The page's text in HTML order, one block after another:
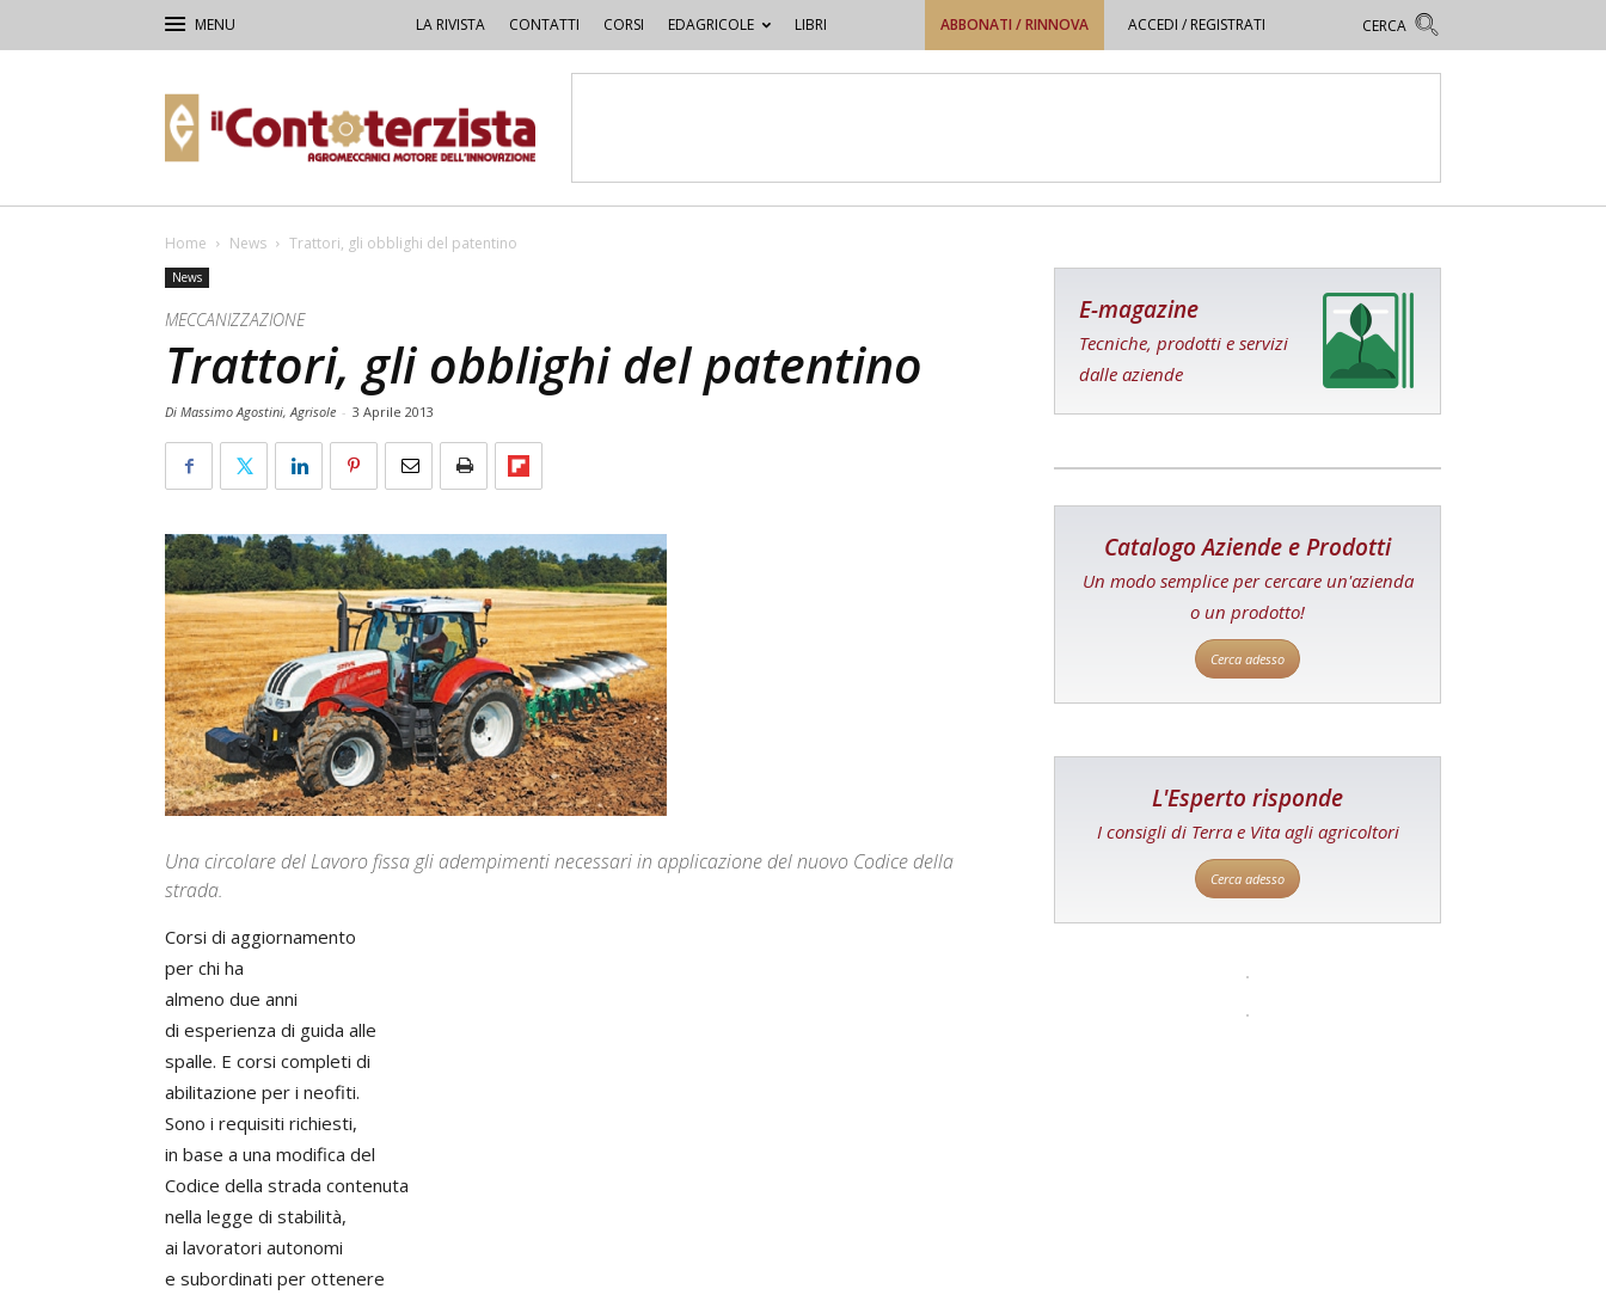
LA RIVISTA CONTATTI CORSI EDAGRICOLE LIBRI ABBONATI / RINNOVA ACCEDI / REGISTRATI
Contoterzista
Home News Trattori, gli obblighi del patentino
News
MECCANIZZAZIONE
Trattori, gli obblighi del patentino
Di Massimo Agostini, Agrisole - 3 Aprile 2013
Una circolare del Lavoro fissa gli adempimenti necessari in applicazione del nuovo Codice della
strada.
Corsi di aggiornamento
per chi ha
almeno due anni
di esperienza di guida alle
spalle. E corsi completi di
abilitazione per i neofiti.
Sono i requisiti richiesti,
in base a una modifica del
Codice della strada contenuta
nella legge di stabilità,
ai lavoratori autonomi
e subordinati per ottenere
E-magazine
Tecniche, prodotti e servizi
dalle aziende
Catalogo Aziende e Prodotti
Un modo semplice per cercare un'azienda
o un prodotto!
Cerca adesso
L'Esperto risponde
I consigli di Terra e Vita agli agricoltori
Cerca adesso